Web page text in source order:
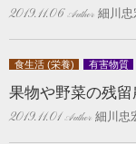
2019.11.06 細川忠
食生活 (栄養) 有害物質
果物や野菜の残
2019.11.01 細川忠